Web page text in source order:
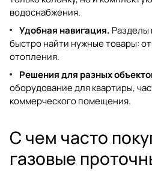
водоснабжения.
Удобная навигация. Разделы
быстро найти нужные товары: от
отопления.
Решения для разных
оборудование для квартиры,
коммерческого помещения.
С чем часто
газовые